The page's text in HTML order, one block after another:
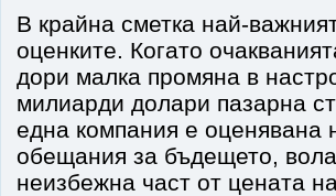
В крайна сметка най-
оценките. Когато
дори малка промяна в
милиарди долари пазарна
една компания е оценявана
обещания за бъдещето,
неизбежна част от цената